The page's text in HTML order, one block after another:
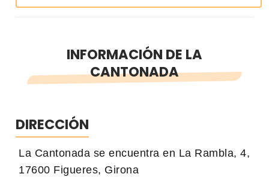
INFORMACIÓN DE LA
CANTONADA
DIRECCIÓN
La Cantonada se encuentra en La Rambla, 4,
17600 Figueres, Girona